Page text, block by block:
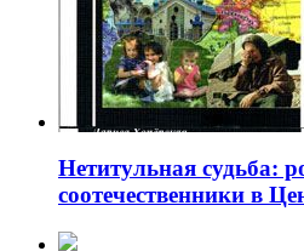
Нетитульная судьба:
соотечественники в